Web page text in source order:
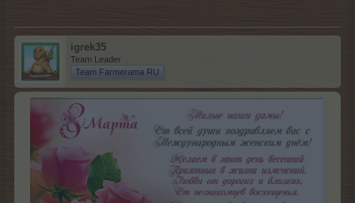
igrek35
Team Leader
Team Farmerama RU